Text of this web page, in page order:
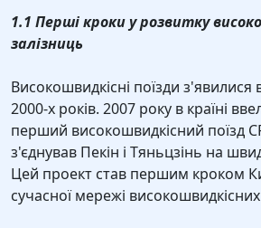
1.1 Перші кроки у розвитку
залізниць
Високошвидкісні поїзди з'явилися
2000-х років. 2007 року в країні
перший високошвидкісний поїзд
з'єднував Пекін і Тяньцзінь на
Цей проект став першим кроком
сучасної мережі